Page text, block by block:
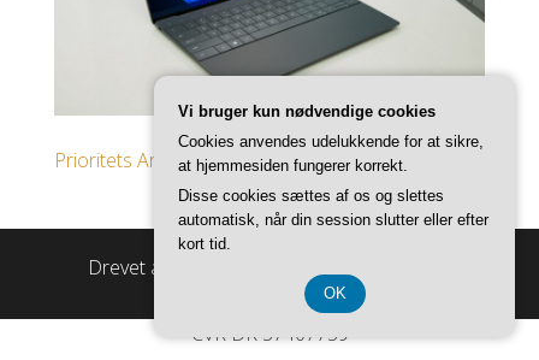
Prioritets Artikler
Drevet af
CVR DK 37407739
Vi bruger kun nødvendige cookies
Cookies anvendes udelukkende for at sikre,
at hjemmesiden fungerer korrekt.
Disse cookies sættes af os og slettes
automatisk, når din session slutter eller efter
kort tid.
OK